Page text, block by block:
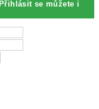
se můžete i